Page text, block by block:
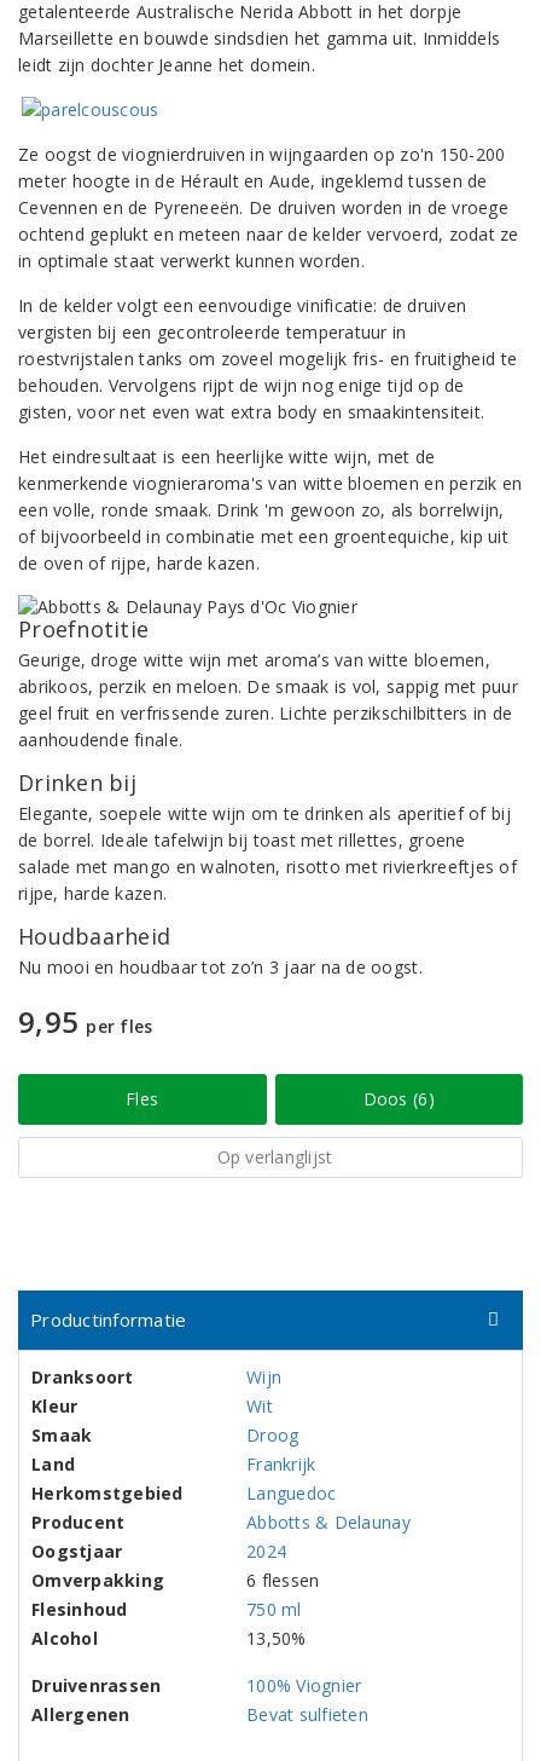
getalenteerde Australische Nerida Abbott in het dorpje
Marseillette en bouwde sindsdien het gamma uit. Inmiddels
leidt zijn dochter Jeanne het domein.
Ze oogst de viognierdruiven in wijngaarden op zo'n 150-200
meter hoogte in de Hérault en Aude, ingeklemd tussen de
Cevennen en de Pyreneeën. De druiven worden in de vroege
ochtend geplukt en meteen naar de kelder vervoerd, zodat ze
in optimale staat verwerkt kunnen worden.
In de kelder volgt een eenvoudige vinificatie: de druiven
vergisten bij een gecontroleerde temperatuur in
roestvrijstalen tanks om zoveel mogelijk fris- en fruitigheid te
behouden. Vervolgens rijpt de wijn nog enige tijd op de
gisten, voor net even wat extra body en smaakintensiteit.
Het eindresultaat is een heerlijke witte wijn, met de
kenmerkende viognieraroma's van witte bloemen en perzik en
een volle, ronde smaak. Drink 'm gewoon zo, als borrelwijn,
of bijvoorbeeld in combinatie met een groentequiche, kip uit
de oven of rijpe, harde kazen.
Proefnotitie
Geurige, droge witte wijn met aroma’s van witte bloemen,
abrikoos, perzik en meloen. De smaak is vol, sappig met puur
geel fruit en verfrissende zuren. Lichte perzikschilbitters in de
aanhoudende finale.
Drinken bij
Elegante, soepele witte wijn om te drinken als aperitief of bij
de borrel. Ideale tafelwijn bij toast met rillettes, groene
salade met mango en walnoten, risotto met rivierkreeftjes of
rijpe, harde kazen.
Houdbaarheid
Nu mooi en houdbaar tot zo’n 3 jaar na de oogst.
9,95 per fles
Fles Doos (6)
Op verlanglijst
Productinformatie
Dranksoort
Wijn
Kleur
Wit
Smaak
Droog
Land
Frankrijk
Herkomstgebied
Languedoc
Producent
Abbotts & Delaunay
Oogstjaar
2024
Omverpakking
6 flessen
Flesinhoud
750 ml
Alcohol
13,50%
Druivenrassen
100% Viognier
Allergenen
Bevat sulfieten